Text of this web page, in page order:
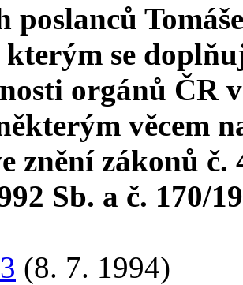
poslanců
se
orgánů ČR
věcem
znění zákonů č.
Sb. a č. 170/
(8. 7. 1994)